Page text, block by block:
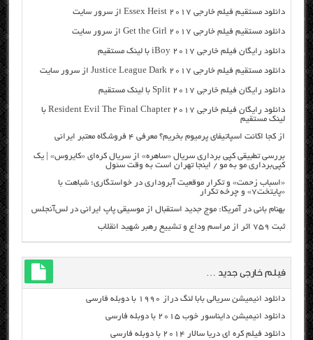
دانلود مستقیم فیلم خارجی Essex Heist 2017 از سرور سایت
دانلود مستقیم فیلم خارجی Get the Girl 2017 از سرور سایت
دانلود رایگان فیلم خارجی iBoy 2017 با لینک مستقیم
دانلود مستقیم فیلم خارجی Justice League Dark 2017 از سرور سایت
دانلود رایگان فیلم خارجی Split 2017 با لینک مستقیم
دانلود رایگان فیلم خارجی Resident Evil The Final Chapter 2017 با
لینک مستقیم
از کجا اکانت اسپاتیفای پرمیوم بخریم؟ معرفی ۴ فروشگاه معتبر ایرانی
بررسی تطبیقی کپی برداری سریال «ساهره» از سریال کره‌ای «کایروس» | یک
کپی‌برداری مو به مو / اینجا تهران است به وقت سئول
«اسباب زحمت» و تکرار موقعیت آبروداری در خواستگاری؛ شباهت با
«پایتخت۷» و چرخه تکرار
بهنام بانی در آمریکا: موج جدید استقبال از موسیقی پاپ ایرانی در لس‌آنجلس
ثبت ۷۵۹ اثر از مراسم وداع و تشییع رهبر شهید انقلاب
فیلم خارجی جدید …
دانلود انیمیشن سریالی بابا لنگ دراز ۱۹۹۰ با دوبله فارسی
دانلود انیمیشن دایناسور خوب ۲۰۱۵ با دوبله فارسی
دانلود فیلم کره ای دریا سالار ۲۰۱۴ با دوبله فارسی